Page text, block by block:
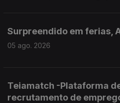
Surpreendido em ferias,
05 ago. 2026
Teiamatch -Plataforma
recrutamento de